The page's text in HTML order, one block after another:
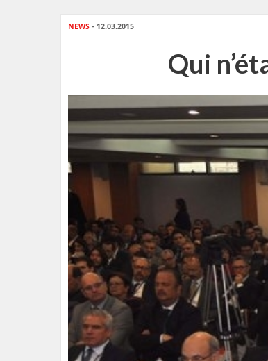
NEWS - 12.03.2015
Qui